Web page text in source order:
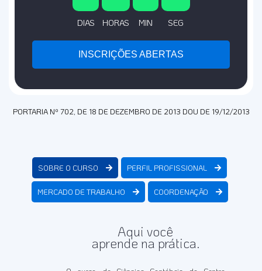
DIAS HORAS MIN SEG
INSCRIÇÕES ABERTAS
PORTARIA Nº 702, DE 18 DE DEZEMBRO DE 2013 DOU DE 19/12/2013
SOBRE O CURSO PERFIL PROFISSIONAL
MERCADO DE TRABALHO COORDENAÇÃO
Aqui você
aprende na prática.